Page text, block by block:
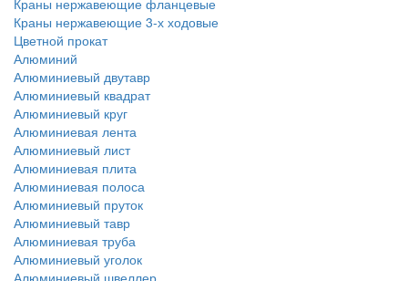
Краны нержавеющие фланцевые
Краны нержавеющие 3-х ходовые
Цветной прокат
Алюминий
Алюминиевый двутавр
Алюминиевый квадрат
Алюминиевый круг
Алюминиевая лента
Алюминиевый лист
Алюминиевая плита
Алюминиевая полоса
Алюминиевый пруток
Алюминиевый тавр
Алюминиевая труба
Алюминиевый уголок